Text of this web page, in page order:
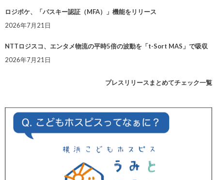
ロジポケ、「パスキー認証（MFA）」機能をリリース
2026年7月21日
NTTロジスコ、エンタメ物流の平時5倍の波動を「t-Sort MAS」で吸収
2026年7月21日
プレスリリースまとめてチェック一覧